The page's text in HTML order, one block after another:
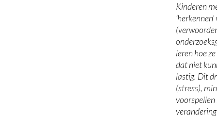
Kinderen
leren hoe
dat niet
lastig. Dit
(stress),
voorspellen